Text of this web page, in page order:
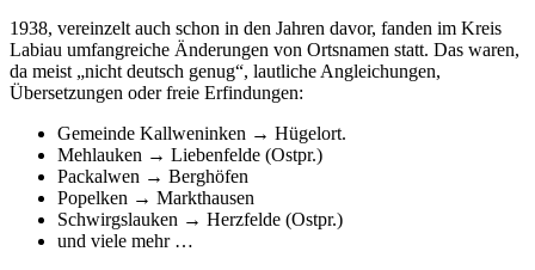
1938, vereinzelt auch schon in den Jahren davor, fanden im Kreis
Labiau umfangreiche Änderungen von Ortsnamen statt. Das waren,
da meist
nicht deutsch genug , lautliche Angleichungen,
Übersetzungen oder freie Erfindungen:
Gemeinde Kallweninken → Hügelort.
Mehlauken → Liebenfelde (Ostpr.)
Packalwen → Berghöfen
Popelken → Markthausen
Schwirgslauken → Herzfelde (Ostpr.)
und viele mehr …